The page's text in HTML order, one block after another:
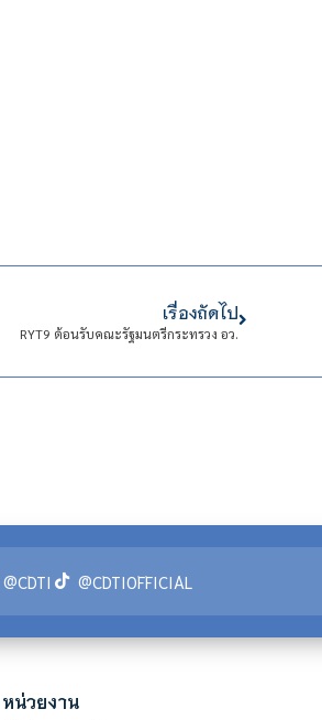
เรื่องถัดไป
RYT9 ต้อนรับคณะรัฐมนตรีกระทรวง อว.
@CDTI @CDTIOFFICIAL
หน่วยงาน